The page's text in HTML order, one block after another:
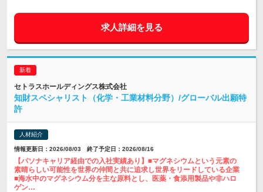
求人詳細を見る
セトラスホールディングス株式会社
知財スペシャリスト（化学・工業材料分野）/グローバル出願特
許
人材紹介
情報更新日：2026/08/03 終了予定日：2026/08/16
【パソナキャリア経由での入社実績あり】■マグネシウムという元素の
素晴らしい可能性を世界の仲間と共に追求し世界をリードしている企業
■海水中のマグネシウム分を主な原料とし、医薬・食添用製品や非ハロ
ゲン…